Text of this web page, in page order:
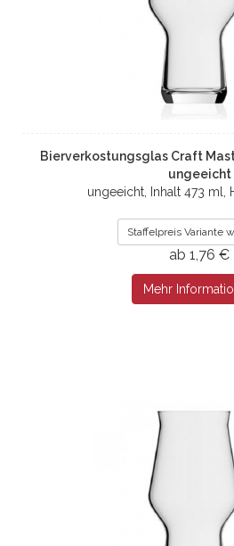
Bierverkostungsglas Craft
ungeeicht
ungeeicht, Inhalt 473 ml,
Staffelpreis Variante
ab 1,76 €
Mehr